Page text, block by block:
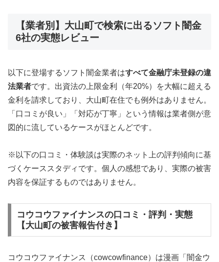
【業者別】大山町で検索に出るソフト闇金
6社の実態レビュー
以下に登場するソフト闇金業者はすべて金融庁未登録の違
法業者です。出資法の上限金利（年20%）を大幅に超える
金利を請求しており、大山町在住でも例外はありません。
「口コミが良い」「対応が丁寧」という情報は業者側が意
図的に流しているケースがほとんどです。
※以下の口コミ・体験談は実際のネット上の評判傾向に基
づくケーススタディです。個人の感想であり、実際の被害
内容を保証するものではありません。
コウコウファイナンスの口コミ・評判・実態
【大山町の被害報告付き】
コウコウファイナンス（cowcowfinance）は漫画「闇金ウ